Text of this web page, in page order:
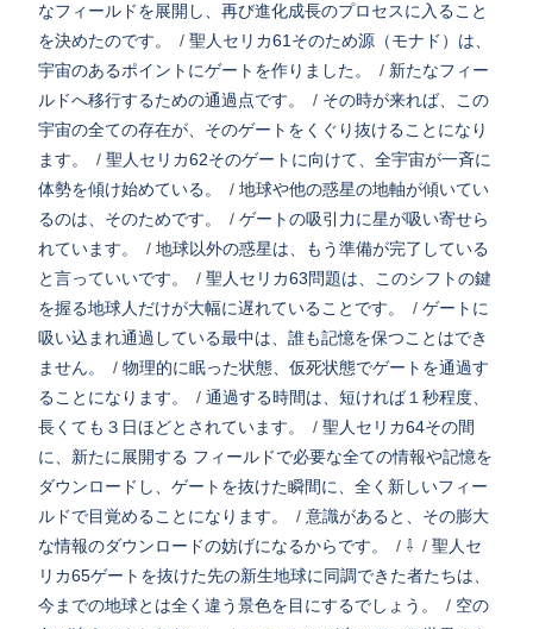
なフィールドを展開し、再び進化成長のプロセスに入ること
を決めたのです。
/ 聖人セリカ61そのため源（モナド）は、
宇宙のあるポイントにゲートを作りました。
/ 新たなフィー
ルドへ移行するための通過点です。
/ その時が来れば、この
宇宙の全ての存在が、そのゲートをくぐり抜けることになり
ます。
/ 聖人セリカ62そのゲートに向けて、全宇宙が一斉に
体勢を傾け始めている。
/ 地球や他の惑星の地軸が傾いてい
るのは、そのためです。
/ ゲートの吸引力に星が吸い寄せら
れています。
/ 地球以外の惑星は、もう準備が完了している
と言っていいです。
/ 聖人セリカ63問題は、このシフトの鍵
を握る地球人だけが大幅に遅れていることです。
/ ゲートに
吸い込まれ通過している最中は、誰も記憶を保つことはでき
ません。
/ 物理的に眠った状態、仮死状態でゲートを通過す
ることになります。
/ 通過する時間は、短ければ１秒程度、
長くても３日ほどとされています。
/ 聖人セリカ64その間
に、新たに展開する フィールドで必要な全ての情報や記憶を
ダウンロードし、ゲートを抜けた瞬間に、全く新しいフィー
ルドで目覚めることになります。
/ 意識があると、その膨大
な情報のダウンロードの妨げになるからです。
/ ⇩ / 聖人セ
リカ65ゲートを抜けた先の新生地球に同調できた者たちは、
今までの地球とは全く違う景色を目にするでしょう。
/ 空の